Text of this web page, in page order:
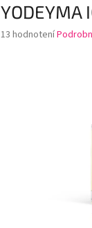
YODEYMA
Priemerné
13 hodnotení